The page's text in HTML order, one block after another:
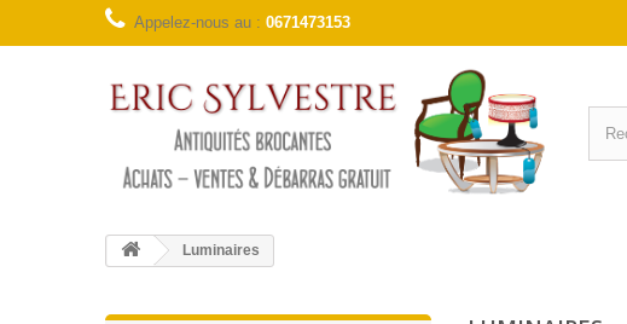
Appelez-nous au : 0671473153
Luminaires